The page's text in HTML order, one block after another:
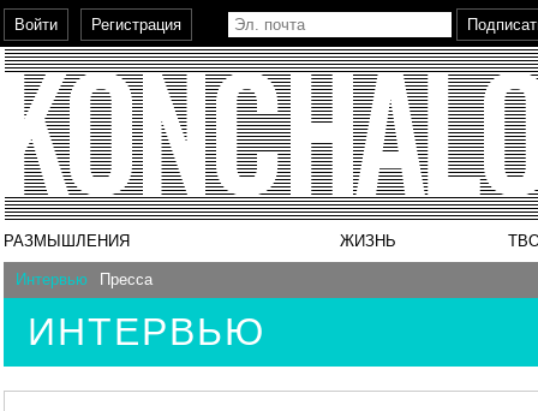
РАЗМЫШЛЕНИЯ ЖИЗНЬ
Интервью Пресса
ИНТЕРВЬЮ